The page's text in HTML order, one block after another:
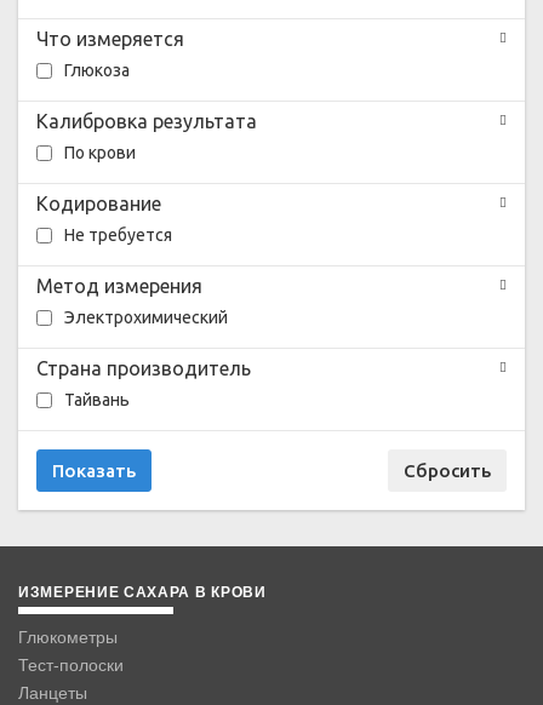
Что измеряется
Глюкоза
Калибровка результата
По крови
Кодирование
Не требуется
Метод измерения
Электрохимический
Страна производитель
Тайвань
ИЗМЕРЕНИЕ САХАРА В КРОВИ
Глюкометры
Тест-полоски
Ланцеты